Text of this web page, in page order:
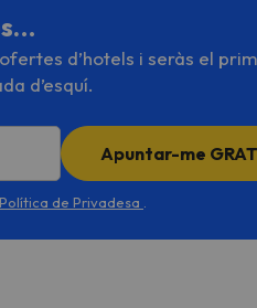
d’hotels i seràs el
d’esquí.
Apuntar-me
Política de Privadesa